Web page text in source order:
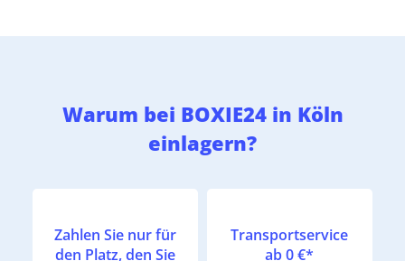
Warum bei BOXIE24 in Köln
einlagern?
Zahlen Sie nur für
den Platz, den Sie
Transportservice
ab 0 €*